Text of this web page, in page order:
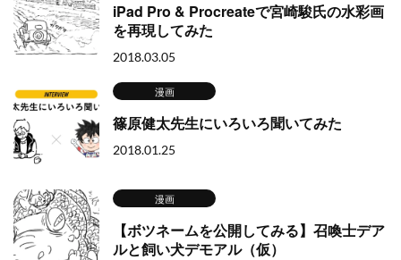
iPad Pro & Procreateで宮崎駿氏の水彩画
を再現してみた
2018.03.05
漫画
篠原健太先生にいろいろ聞いてみた
2018.01.25
漫画
【ボツネームを公開してみる】召喚士デア
ルと飼い犬デモアル（仮）